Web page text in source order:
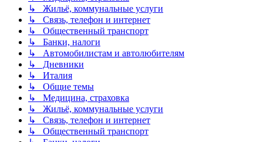
↳ Жильё, коммунальные услуги
↳ Связь, телефон и интернет
↳ Общественный транспорт
↳ Банки, налоги
↳ Автомобилистам и автолюбителям
↳ Дневники
↳ Италия
↳ Общие темы
↳ Медицина, страховка
↳ Жильё, коммунальные услуги
↳ Связь, телефон и интернет
↳ Общественный транспорт